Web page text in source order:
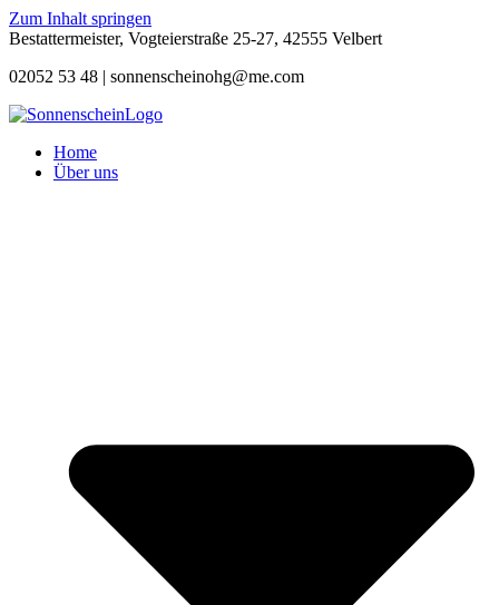
Zum Inhalt springen
Bestattermeister, Vogteierstraße 25-27, 42555 Velbert
02052 53 48 | sonnenscheinohg@me.com
Home
Über uns